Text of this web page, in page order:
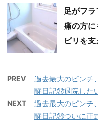
足がフ
痛の方に
ビリを
PREV
過去最大のピンチ
闘日記㉒退院した
NEXT
過去最大のピンチ
闘日記㉔ついに正